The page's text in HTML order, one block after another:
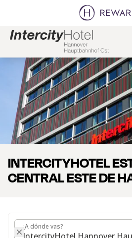
Diapositiva 1 de 1
INTERCITYHOTEL
CENTRAL ESTE DE
08/08/2026
1 Habitación(es) ⋅ 1 Adulto
¿A dónde vas?
¿A dónde vas?